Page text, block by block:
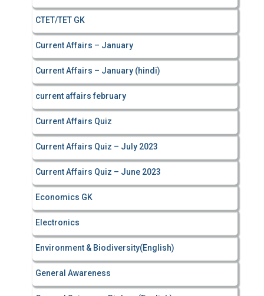
CTET/TET GK
Current Affairs – January
Current Affairs – January (hindi)
current affairs february
Current Affairs Quiz
Current Affairs Quiz – July 2023
Current Affairs Quiz – June 2023
Economics GK
Electronics
Environment & Biodiversity(English)
General Awareness